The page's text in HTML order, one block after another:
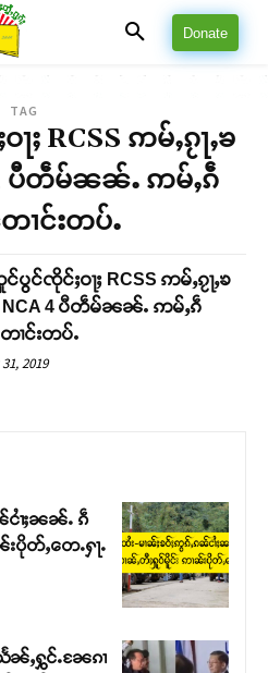
Donate
TAG
RCSS ဢမ်ႇၵႂႃႇၶ
ပီတဵမ်ၼၼ်ႉ ဢမ်ႇၵဵ
ၢင်းတပ်ႉ
ပွင်ၸိုင်ႈဝႃႈ RCSS ဢမ်ႇၵႂႃႇၶ
NCA 4 ပီတဵမ်ၼၼ်ႉ ဢမ်ႇၵဵ
ၢင်းတပ်ႉ
2019
ငၢႆႈၼၼ်ႉ ၵဵ
ပိုတ်ႇတေႉႁႃႉ
ၼ်ႇႁွင်ႉၼႄၵၢ